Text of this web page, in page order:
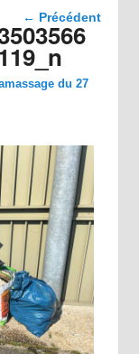
Navigation
dans les
images
← Précédent
du 27